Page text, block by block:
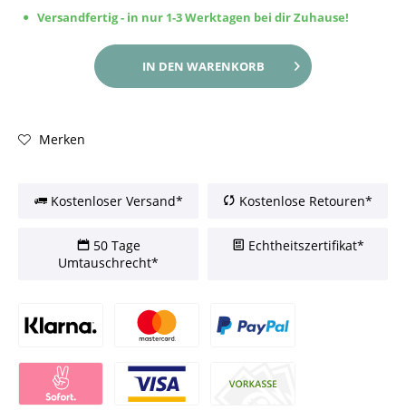
Versandfertig - in nur 1-3 Werktagen bei dir Zuhause!
IN DEN WARENKORB
Merken
Kostenloser Versand* Kostenlose Retouren*
50 Tage
Umtauschrecht*
Echtheitszertifikat*